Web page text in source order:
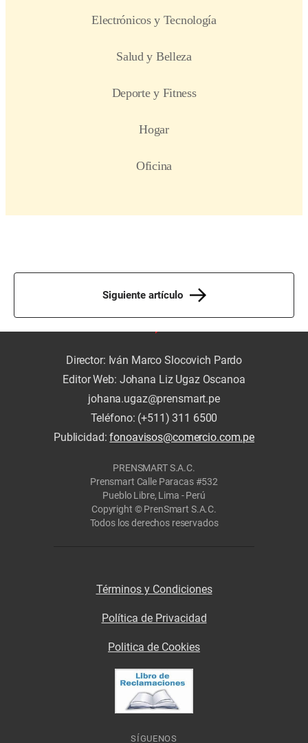
Siguiente artículo
Director: Iván Marco Slocovich Pardo
Editor Web: Johana Liz Ugaz Oscanoa
johana.ugaz@prensmart.pe
Teléfono: (+511) 311 6500
Publicidad:fonoavisos@comercio.com.pe
PRENSMART S.A.C.
Prensmart Calle Paracas #532
Pueblo Libre, Lima - Perú
Copyright © PrenSmart S.A.C.
Todos los derechos reservados
Términos y Condiciones
Política de Privacidad
Politica de Cookies
SÍGUENOS